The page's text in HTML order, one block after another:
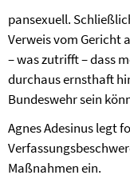
pansexuell.
Verweis vom Gericht
– was zutrifft – dass
durchaus ernsthaft
Bundeswehr sein
Agnes Adesinus legt
Maßnahmen ein.